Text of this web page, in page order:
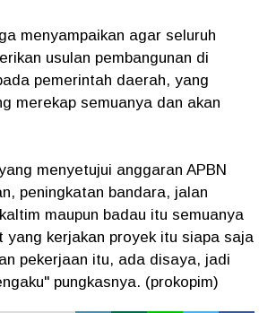
menyampaikan agar seluruh
usulan pembangunan di
pemerintah daerah, yang
merekap semuanya dan akan
menyetujui anggaran APBN
peningkatan bandara, jalan
maupun badau itu semuanya
yang kerjakan proyek itu siapa saja
pekerjaan itu, ada disaya, jadi
pungkasnya. (prokopim)